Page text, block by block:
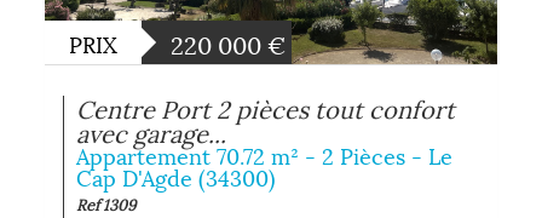
PRIX 220 000€
Centre Port 2 pièces tout confort
avec garage...
Appartement 70.72 m² - 2 Pièces - Le
Cap D'Agde (34300)
Ref 1309